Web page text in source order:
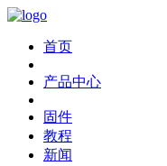
首页
产品中心
固件
教程
新闻